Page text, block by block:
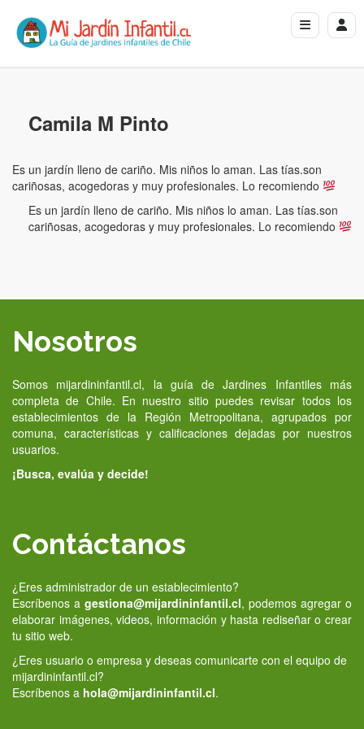
Camila M Pinto
Es un jardín lleno de cariño. Mis niños lo aman. Las tías.son
cariñosas, acogedoras y muy profesionales. Lo recomiendo
Es un jardín lleno de cariño. Mis niños lo aman. Las tías.son
cariñosas, acogedoras y muy profesionales. Lo recomiendo
Nosotros
Somos mijardininfantil.cl, la guía de Jardines Infantiles más
completa de Chile. En nuestro sitio puedes revisar todos los
establecimientos de la Región Metropolitana, agrupados por
comuna, características y calificaciones dejadas por nuestros
usuarios.
¡Busca, evalúa y decide!
Contáctanos
¿Eres administrador de un establecimiento?
Escríbenos a gestiona@mijardininfantil.cl, podemos agregar o
elaborar imágenes, videos, información y hasta rediseñar o crear
tu sitio web.
¿Eres usuario o empresa y deseas comunicarte con el equipo de
mijardininfantil.cl?
Escríbenos a hola@mijardininfantil.cl.